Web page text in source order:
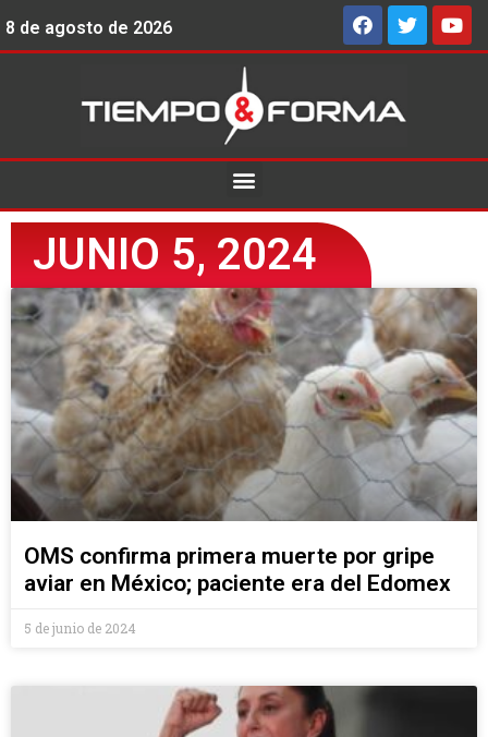
8 de agosto de 2026
JUNIO 5, 2024
OMS confirma primera muerte por gripe
aviar en México; paciente era del Edomex
5 de junio de 2024